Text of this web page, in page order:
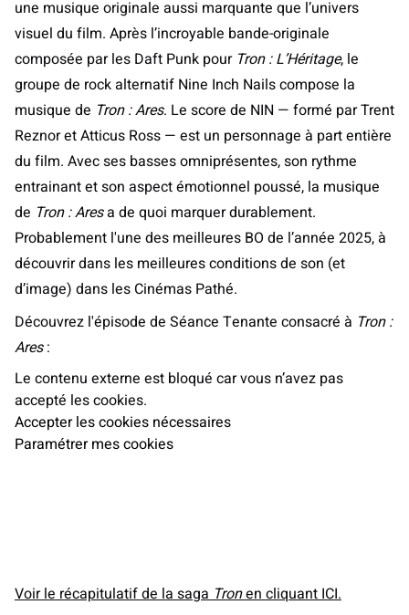
une musique originale aussi marquante que l’univers
visuel du film. Après l’incroyable bande-originale
composée par les Daft Punk pour Tron : L’Héritage, le
groupe de rock alternatif Nine Inch Nails compose la
musique de Tron : Ares. Le score de NIN — formé par Trent
Reznor et Atticus Ross — est un personnage à part entière
du film. Avec ses basses omniprésentes, son rythme
entrainant et son aspect émotionnel poussé, la musique
de Tron : Aresa de quoi marquer durablement.
Probablement l'une des meilleures BO de l’année 2025, à
découvrir dans les meilleures conditions de son (et
d’image) dans les Cinémas Pathé.
Découvrez l'épisode de Séance Tenante consacré à Tron :
Ares:
Le contenu externe est bloqué car vous n’avez pas
accepté les cookies.
Accepter les cookies nécessaires
Paramétrer mes cookies
Voir le récapitulatif de la sagaTronen cliquant ICI.